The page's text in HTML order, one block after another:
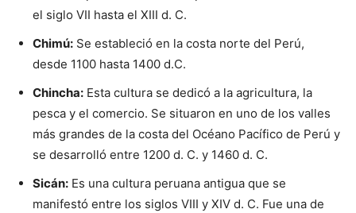
el siglo VII hasta el XIII d. C.
Chimú: Se estableció en la costa norte del Perú,
desde 1100 hasta 1400 d.C.
Chincha: Esta cultura se dedicó a la agricultura, la
pesca y el comercio. Se situaron en uno de los valles
más grandes de la costa del Océano Pacífico de Perú y
se desarrolló entre 1200 d. C. y 1460 d. C.
Sicán: Es una cultura peruana antigua que se
manifestó entre los siglos VIII y XIV d. C. Fue una de